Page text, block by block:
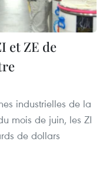
et ZE de
industrielles de la
mois de juin, les ZI
de dollars